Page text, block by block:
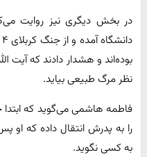
در بخش دیگری نیز روایت
بوده‌اند و هشدار دادند که آیت
نظر مرگ طبیعی بیاید.
فاطمه هاشمی می‌گوید که
را به پدرش انتقال داده که او
به کسی نگوید.